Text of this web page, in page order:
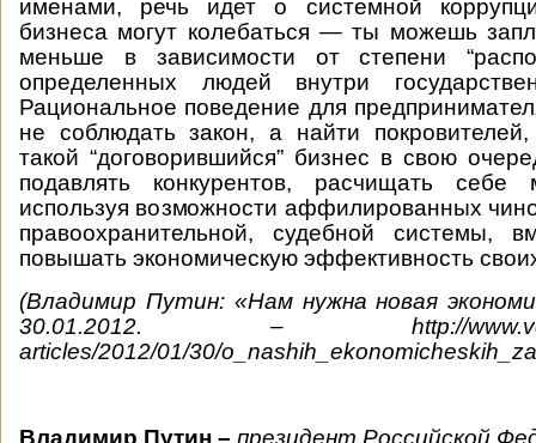
именами, речь идет о системной
бизнеса могут колебаться — ты можешь
меньше в зависимости от степени
определенных людей внутри
Рациональное поведение для
не соблюдать закон, а найти
такой “договорившийся” бизнес в свою
подавлять конкурентов, расчищать
используя возможности аффилированных
правоохранительной, судебной системы,
повышать экономическую эффективность
(Владимир Путин: «Нам нужна новая
30.01.2012. – http://
articles/2012/01/30/
Владимир Путин – президент Российской